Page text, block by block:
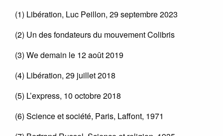
(1) Libération, Luc Peillon, 29 septembre 2023
(2) Un des fondateurs du mouvement Colibris
(3) We demain le 12 août 2019
(4) Libération, 29 juillet 2018
(5) L’express, 10 octobre 2018
(6) Science et société, Paris, Laffont, 1971